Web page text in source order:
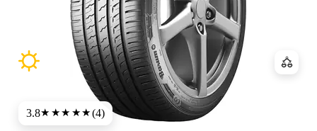
3.8★★★★★(4)